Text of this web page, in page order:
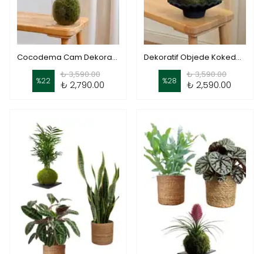
Cocodema Cam Dekoratif Vazo
%22
₺ 3,590.00
₺ 2,790.00
Dekoratif Objede Kokedama Orkide Bordo
%28
₺ 3,590.00
₺ 2,590.00